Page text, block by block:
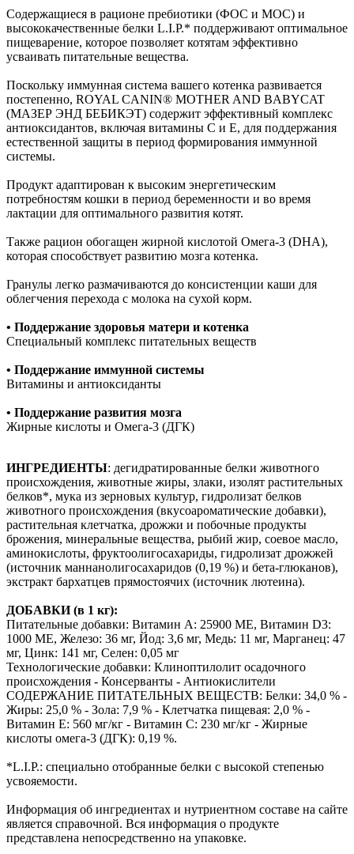
Содержащиеся в рационе пребиотики (ФОС и МОС) и
высококачественные белки L.I.P.* поддерживают оптимальное
пищеварение, которое позволяет котятам эффективно
усваивать питательные вещества.
Поскольку иммунная система вашего котенка развивается
постепенно, ROYAL CANIN® MOTHER AND BABYCAT
(МАЗЕР ЭНД БЕБИКЭТ) содержит эффективный комплекс
антиоксидантов, включая витамины С и Е, для поддержания
естественной защиты в период формирования иммунной
системы.
Продукт адаптирован к высоким энергетическим
потребностям кошки в период беременности и во время
лактации для оптимального развития котят.
Также рацион обогащен жирной кислотой Омега-3 (DHA),
которая способствует развитию мозга котенка.
Гранулы легко размачиваются до консистенции каши для
облегчения перехода с молока на сухой корм.
• Поддержание здоровья матери и котенка
Специальный комплекс питательных веществ
• Поддержание иммунной системы
Витамины и антиоксиданты
• Поддержание развития мозга
Жирные кислоты и Омега-3 (ДГК)
ИНГРЕДИЕНТЫ: дегидратированные белки животного
происхождения, животные жиры, злаки, изолят растительных
белков*, мука из зерновых культур, гидролизат белков
животного происхождения (вкусоароматические добавки),
растительная клетчатка, дрожжи и побочные продукты
брожения, минеральные вещества, рыбий жир, соевое масло,
аминокислоты, фруктоолигосахариды, гидролизат дрожжей
(источник маннанолигосахаридов (0,19 %) и бета-глюканов),
экстракт бархатцев прямостоячих (источник лютеина).
ДОБАВКИ (в 1 кг):
Питательные добавки: Витамин A: 25900 ME, Витамин D3:
1000 ME, Железо: 36 мг, Йод: 3,6 мг, Медь: 11 мг, Марганец: 47
мг, Цинк: 141 мг, Ceлeн: 0,05 мг
Технологические добавки: Клиноптилолит осадочного
происхождения - Консерванты - Антиокислители
СОДЕРЖАНИЕ ПИТАТЕЛЬНЫХ ВЕЩЕСТВ: Белки: 34,0 % -
Жиры: 25,0 % - Зола: 7,9 % - Клетчатка пищевая: 2,0 % -
Витамин E: 560 мг/кг - Витамин C: 230 мг/кг - Жирные
кислоты oмега-3 (ДГК): 0,19 %.
*L.I.P.: специально отобранные белки с высокой степенью
усвояемости.
Информация об ингредиентах и нутриентном составе на сайте
является справочной. Вся информация о продукте
представлена непосредственно на упаковке.